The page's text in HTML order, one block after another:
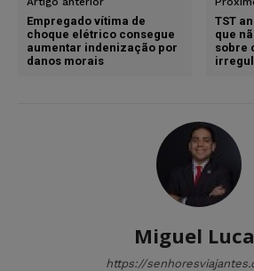
Empregado vítima de
choque elétrico consegue
aumentar indenização por
danos morais
TST
que
sobre
Miguel
https://